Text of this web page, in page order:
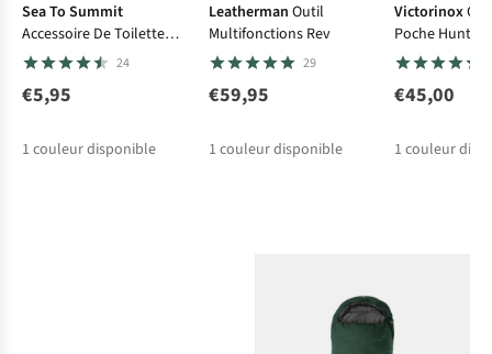
Sea To Summit
Accessoire De Toilette
Wilderness Wash 100Ml /
24
€5,95
1 couleur disponible
Leatherman Outil
Multifonctions Rev
29
€59,95
1 couleur disponible
Victorinox
Poche
€45,00
1 couleur